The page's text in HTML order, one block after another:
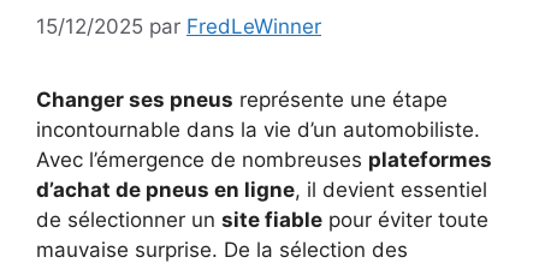
15/12/2025 par FredLeWinner
Changer ses pneus représente une étape
incontournable dans la vie d’un automobiliste.
Avec l’émergence de nombreuses plateformes
d’achat de pneus en ligne, il devient essentiel
de sélectionner un site fiable pour éviter toute
mauvaise surprise. De la sélection des